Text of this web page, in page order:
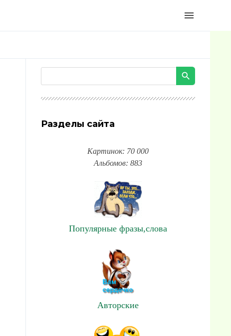
menu
Разделы сайта
Картинок: 70 000
Альбомов: 883
Популярные фразы,слова
Авторские